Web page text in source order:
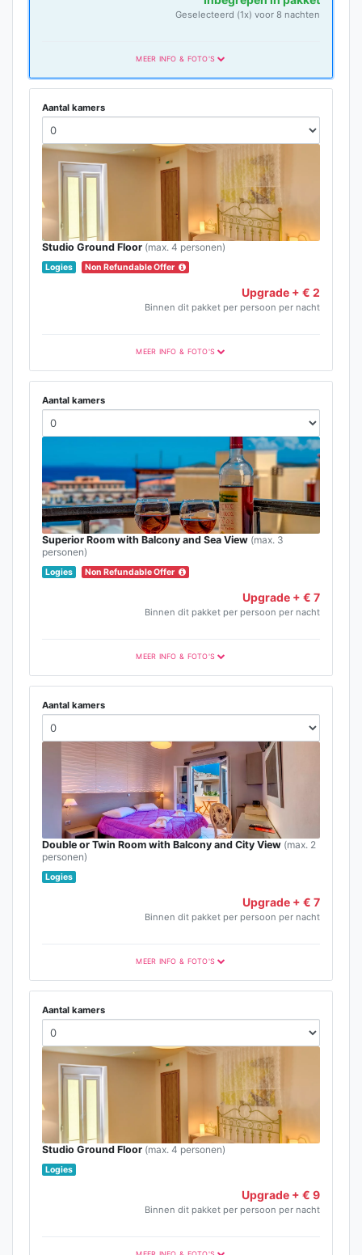
Geselecteerd (1x) voor 8 nachten
MEER INFO & FOTO'S
Aantal kamers
Studio Ground Floor (max. 4 personen)
Logies Non Refundable Offer
Upgrade + € 2
Binnen dit pakket per persoon per nacht
MEER INFO & FOTO'S
Aantal kamers
Superior Room with Balcony and Sea View (max. 3
personen)
Logies Non Refundable Offer
Upgrade + € 7
Binnen dit pakket per persoon per nacht
MEER INFO & FOTO'S
Aantal kamers
Double or Twin Room with Balcony and City View (max. 2
personen)
Logies
Upgrade + € 7
Binnen dit pakket per persoon per nacht
MEER INFO & FOTO'S
Aantal kamers
Studio Ground Floor (max. 4 personen)
Logies
Upgrade + € 9
Binnen dit pakket per persoon per nacht